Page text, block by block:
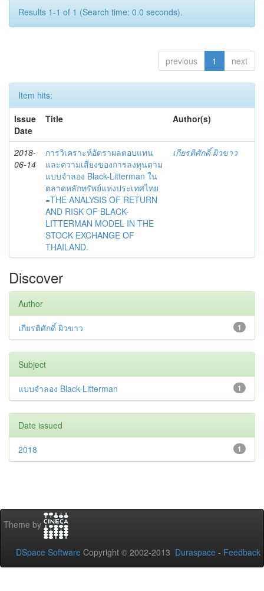
Results 1-1 of 1 (Search time: 0.0 seconds).
previous 1 next
Item hits:
Issue
Date
Title Author(s)
2018-
06-14
การวิเคราะห์อัตราผลตอบแทน
และความเสี่ยงของการลงทุนตาม
แบบจำลอง Black-Litterman ใน
ตลาดหลักทรัพย์แห่งประเทศไทย
=THE ANALYSIS OF RETURN
AND RISK OF BLACK-
LITTERMAN MODEL IN THE
STOCK EXCHANGE OF
THAILAND.
เกียรติศักดิ์ ผิวขาว
Discover
Author
1
เกียรติศักดิ์ ผิวขาว
Subject
1
แบบจำลอง Black-Litterman
Date issued
1
2018
Theme by
DSpace Software Copyright © 2002-2013 Duraspace - Feedback